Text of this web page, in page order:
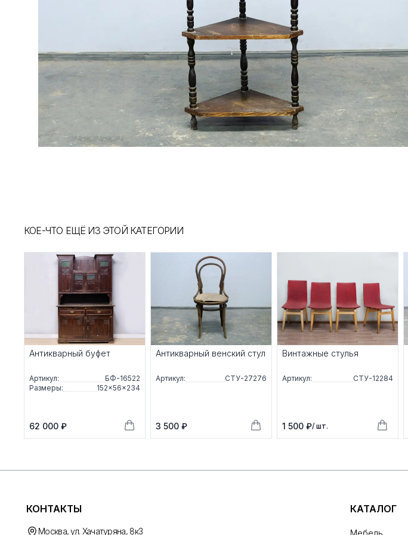
КОЕ-ЧТО ЕЩЁ ИЗ ЭТОЙ КАТЕГОРИИ
Антикварный буфет
Артикул:
БФ-16522
Размеры:
152×56×234
62 000 ₽
Антикварный венский стул
Артикул: СТУ-27276
3 500 ₽
Винтажные стулья
Артикул: СТУ-12284
1 500 ₽/ шт.
КОНТАКТЫ
Москва, ул. Хачатуряна, 8к3
КАТАЛОГ